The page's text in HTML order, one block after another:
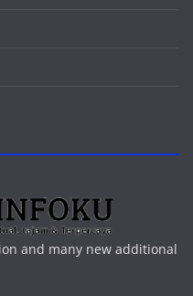
and many new additional